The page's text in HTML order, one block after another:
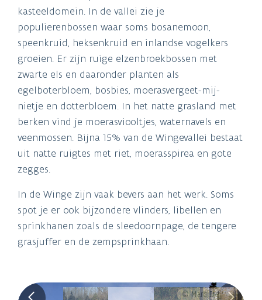
kasteeldomein. In de vallei zie je
populierenbossen waar soms bosanemoon,
speenkruid, heksenkruid en inlandse vogelkers
groeien. Er zijn ruige elzenbroekbossen met
zwarte els en daaronder planten als
egelboterbloem, bosbies, moerasvergeet-mij-
nietje en dotterbloem. In het natte grasland met
berken vind je moerasviooltjes, waternavels en
veenmossen. Bijna 15% van de Wingevallei bestaat
uit natte ruigtes met riet, moerasspirea en gote
zegges.
In de Winge zijn vaak bevers aan het werk. Soms
spot je er ook bijzondere vlinders, libellen en
sprinkhanen zoals de sleedoornpage, de tengere
grasjuffer en de zempsprinkhaan.
© Marc De Vos